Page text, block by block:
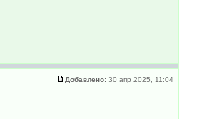
Добавлено: 30 апр 2025, 11:04